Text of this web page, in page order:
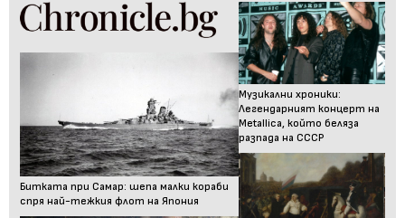
Битката при Самар: шепа малки кораби
спря най-тежкия флот на Япония
Музикални хроники:
Легендарният концерт на
Metallica, който беляза
разпада на СССР